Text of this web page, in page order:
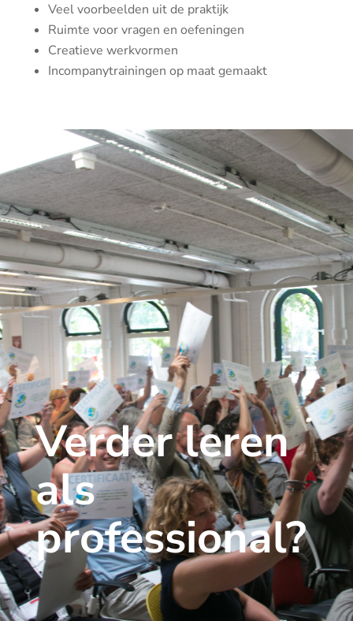
Veel voorbeelden uit de praktijk
Ruimte voor vragen en oefeningen
Creatieve werkvormen
Incompanytrainingen op maat gemaakt
Verder leren
als
professional?